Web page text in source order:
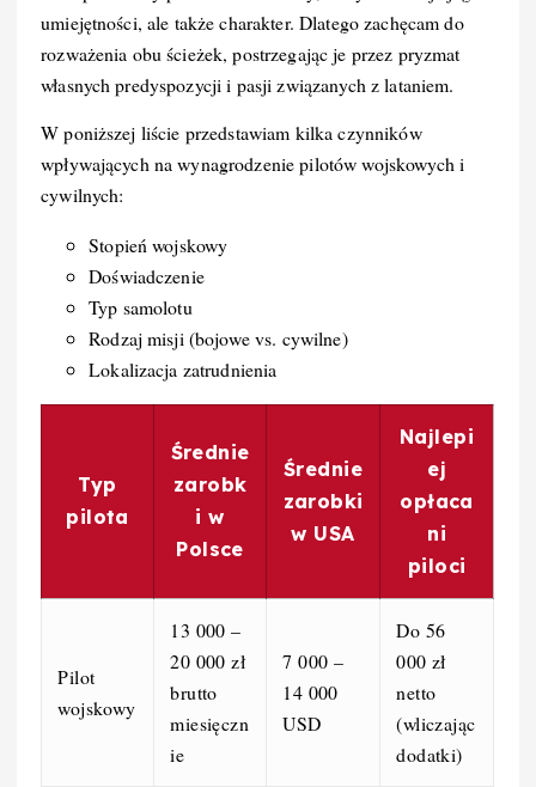
umiejętności, ale także charakter. Dlatego zachęcam do
rozważenia obu ścieżek, postrzegając je przez pryzmat
własnych predyspozycji i pasji związanych z lataniem.
W poniższej liście przedstawiam kilka czynników
wpływających na wynagrodzenie pilotów wojskowych i
cywilnych:
Stopień wojskowy
Doświadczenie
Typ samolotu
Rodzaj misji (bojowe vs. cywilne)
Lokalizacja zatrudnienia
Typ
pilota
Średnie
zarobk
i w
Polsce
Średnie
zarobki
w USA
Najlepi
ej
opłaca
ni
piloci
Pilot
wojskowy
13 000 –
20 000 zł
brutto
miesięczn
ie
7 000 –
14 000
USD
Do 56
000 zł
netto
(wliczając
dodatki)